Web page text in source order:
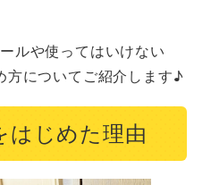
ルや使ってはいけない
方についてご紹介します♪
はじめた理由